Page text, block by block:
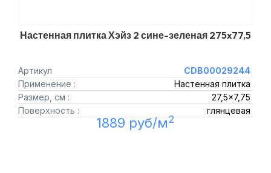
Настенная плитка Хэйз 2 сине-зеленая 275x77,5
Артикул
CDB00029244
Применение :
Настенная плитка
Размер, см :
27,5x7,75
Поверхность :
глянцевая
1889 руб/м2